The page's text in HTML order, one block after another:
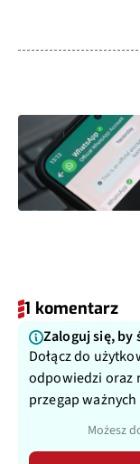
1 komentarz
Zaloguj się, by
Dołącz do
odpowiedzi oraz
przegap
Możesz